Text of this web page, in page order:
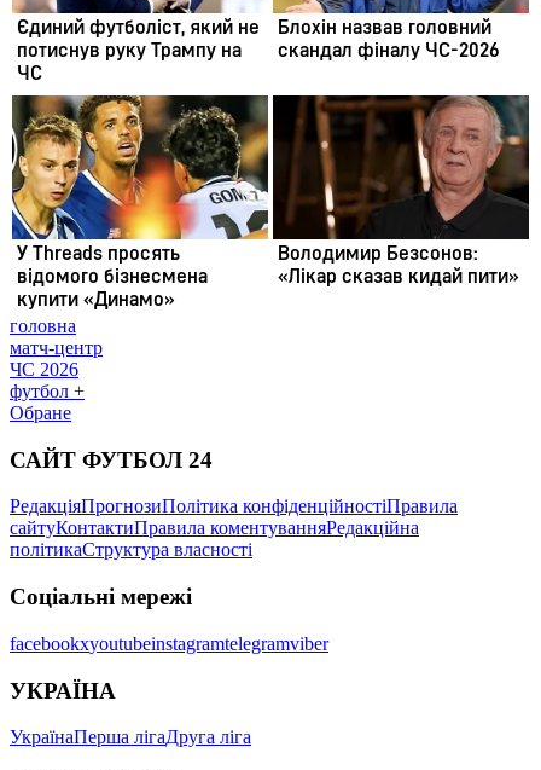
головна
матч-центр
ЧС 2026
футбол +
Обране
САЙТ ФУТБОЛ 24
РедакціяПрогнозиПолітика конфіденційностіПравила
сайтуКонтактиПравила коментуванняРедакційна
політикаСтруктура власності
Соціальні мережі
facebookxyoutubeinstagramtelegramviber
УКРАЇНА
УкраїнаПерша лігаДруга ліга